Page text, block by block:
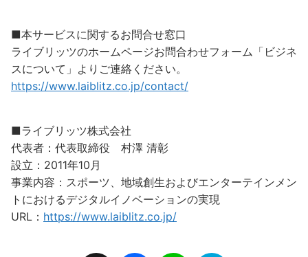
■本サービスに関するお問合せ窓口
ライブリッツのホームページお問合わせフォーム「ビジネ
スについて」よりご連絡ください。
https://www.laiblitz.co.jp/contact/
■ライブリッツ株式会社
代表者：代表取締役 村澤 清彰
設立：2011年10月
事業内容：スポーツ、地域創生およびエンターテインメン
トにおけるデジタルイノベーションの実現
URL： https://www.laiblitz.co.jp/